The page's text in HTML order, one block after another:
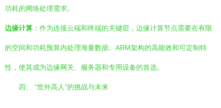
功耗的网络处理需求。
边缘计算 ：作为连接云端和终端的关键层，边缘计算节点需要在有限
的空间和功耗预算内处理海量数据。ARM架构的高能效和可定制特
性，使其成为边缘网关、服务器和专用设备的首选。
四、 “世外高人”的挑战与未来